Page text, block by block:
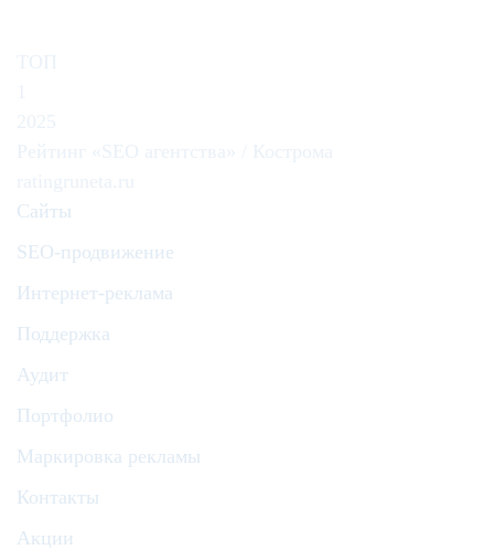
Сайты
SEO-продвижение
Интернет-реклама
Поддержка
Аудит
Портфолио
Маркировка рекламы
Контакты
Акции